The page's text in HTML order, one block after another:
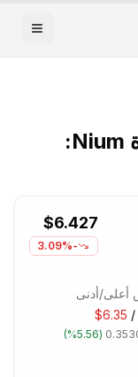
منصة بطاقة العملة المستقرة Nium:
$6.427
-3.09%
/
$6.35
(
5.56%
)